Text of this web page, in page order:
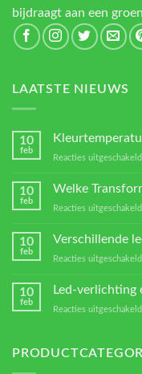
bijdraagt aan een
LAATSTE NIEUWS
10
feb
Reacties uitgeschakeld
10
feb
Welke
Reacties uitgeschakeld
10
feb
Verschillende
Reacties uitgeschakeld
10
feb
Led-verlichting
Reacties uitgeschakeld